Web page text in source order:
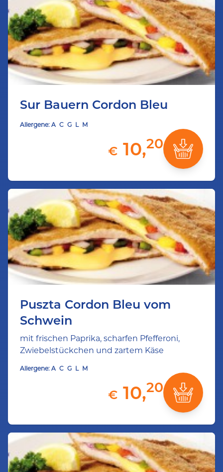
Sur Bauern Cordon Bleu
Allergene: A C G L M
€ 10,20
Puszta Cordon Bleu vom
Schwein
mit frischen Paprika, scharfen Pfefferoni,
Zwiebelstückchen und zartem Käse
Allergene: A C G L M
€ 10,20